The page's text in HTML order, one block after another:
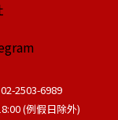
2503-6989
(例假日除外)